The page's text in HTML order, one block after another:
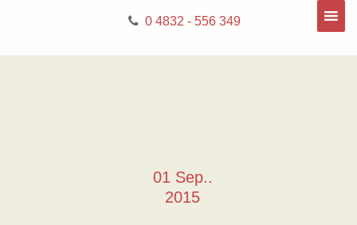
0 4832 - 556 349
01 Sep..
2015